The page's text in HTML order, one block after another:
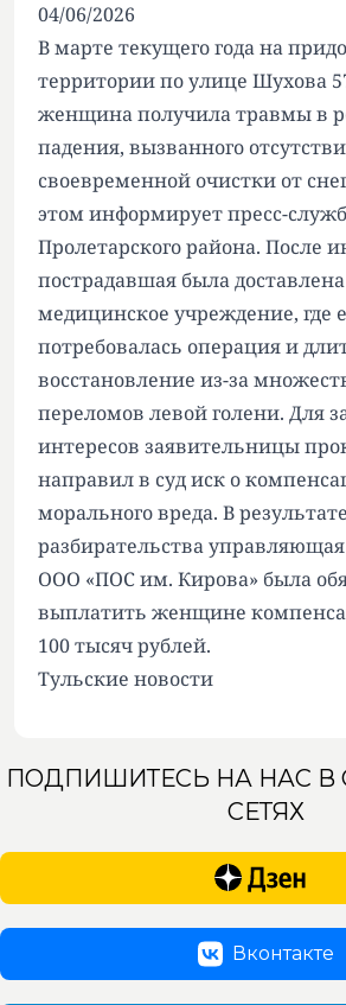
04/06/2026
В марте текущего года на
территории по улице Шухова
женщина получила травмы в
падения, вызванного
своевременной очистки от
этом информирует пресс-
Пролетарского района. После
пострадавшая была
медицинское учреждение, где
потребовалась операция и
восстановление из-за
переломов левой голени. Для
интересов заявительницы
направил в суд иск о
морального вреда. В
разбирательства
ООО «ПОС им. Кирова» была
выплатить женщине
100 тысяч рублей.
Тульские новости
ПОДПИШИТЕСЬ НА НАС
СЕТЯХ
Вконтакте